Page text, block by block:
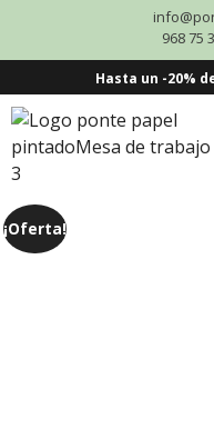
968 75
Hasta un -20%
¡Oferta!